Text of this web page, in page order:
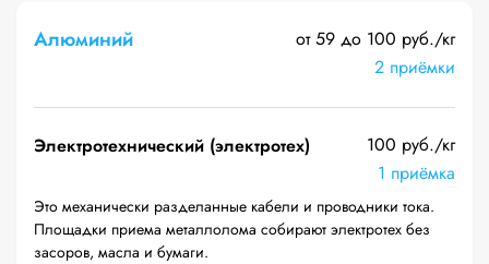
Алюминий
от 59 до 100 руб./кг
2 приёмки
Электротехнический (электротех)
100 руб./кг
1 приёмка
Это механически разделанные кабели и проводники тока.
Площадки приема металлолома собирают электротех без
засоров, масла и бумаги.